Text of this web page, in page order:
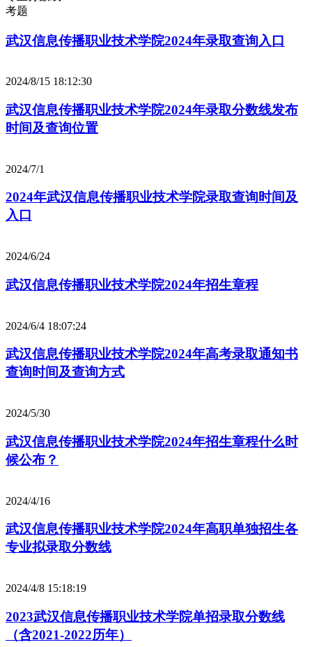
考题
武汉信息传播职业技术学院2024年录取查询入口
2024/8/15 18:12:30
武汉信息传播职业技术学院2024年录取分数线发布
时间及查询位置
2024/7/1
2024年武汉信息传播职业技术学院录取查询时间及
入口
2024/6/24
武汉信息传播职业技术学院2024年招生章程
2024/6/4 18:07:24
武汉信息传播职业技术学院2024年高考录取通知书
查询时间及查询方式
2024/5/30
武汉信息传播职业技术学院2024年招生章程什么时
候公布？
2024/4/16
武汉信息传播职业技术学院2024年高职单独招生各
专业拟录取分数线
2024/4/8 15:18:19
2023武汉信息传播职业技术学院单招录取分数线
（含2021-2022历年）